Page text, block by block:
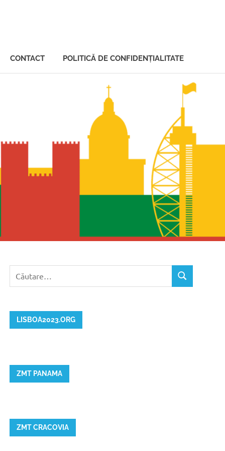
CONTACT POLITICĂ DE CONFIDENȚIALITATE
după:
CĂUTARE
LISBOA2023.ORG
ZMT PANAMA
ZMT CRACOVIA